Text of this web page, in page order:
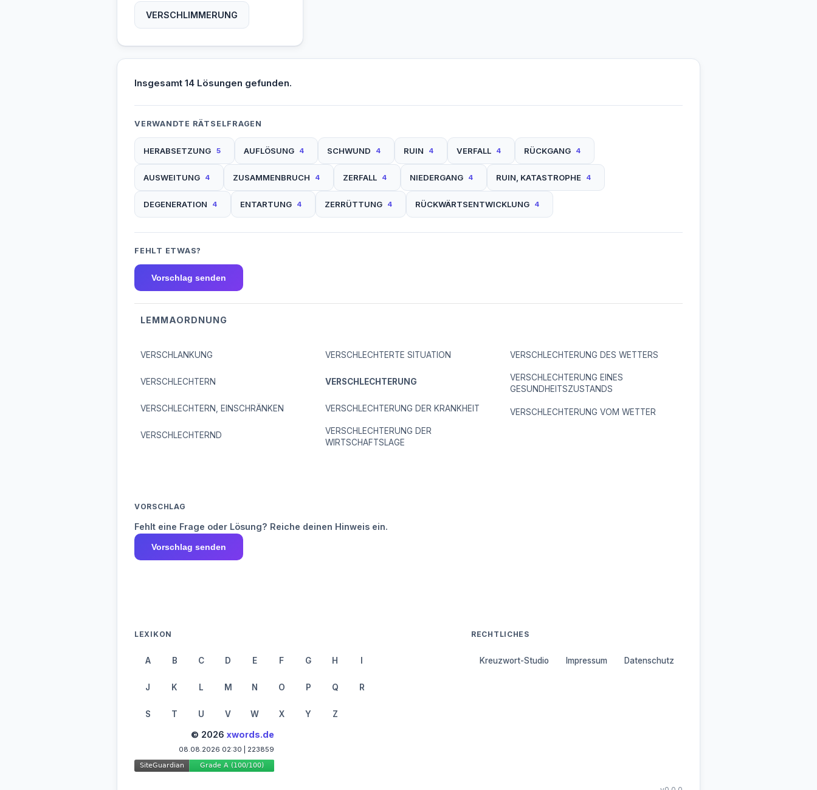
VERSCHLIMMERUNG
Insgesamt 14 Lösungen gefunden.
VERWANDTE RÄTSELFRAGEN
HERABSETZUNG 5 AUFLÖSUNG 4 SCHWUND 4 RUIN 4 VERFALL 4 RÜCKGANG 4
AUSWEITUNG 4 ZUSAMMENBRUCH 4 ZERFALL 4 NIEDERGANG 4 RUIN, KATASTROPHE 4
DEGENERATION 4 ENTARTUNG 4 ZERRÜTTUNG 4 RÜCKWÄRTSENTWICKLUNG 4
FEHLT ETWAS?
Vorschlag senden
LEMMAORDNUNG
VERSCHLANKUNG
VERSCHLECHTERN
VERSCHLECHTERN, EINSCHRÄNKEN
VERSCHLECHTERND
VERSCHLECHTERTE SITUATION
VERSCHLECHTERUNG
VERSCHLECHTERUNG DER KRANKHEIT
VERSCHLECHTERUNG DER
WIRTSCHAFTSLAGE
VERSCHLECHTERUNG DES WETTERS
VERSCHLECHTERUNG EINES
GESUNDHEITSZUSTANDS
VERSCHLECHTERUNG VOM WETTER
VORSCHLAG
Fehlt eine Frage oder Lösung? Reiche deinen Hinweis ein.
Vorschlag senden
LEXIKON
A B C D E F G H I
J K L M N O P Q R
S T U V W X Y Z
RECHTLICHES
Kreuzwort-Studio Impressum Datenschutz
© 2026 xwords.de
08.08.2026 02:30 | 223859